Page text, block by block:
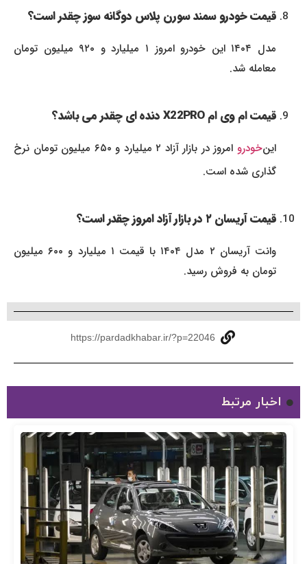
قیمت خودرو سمند سورن پلاس دوگانه سوز چقدر است؟
مدل ۱۴۰۴ این خودرو امروز ۱ میلیارد و ۹۲۰ میلیون تومان
معامله شد.
قیمت ام وی ام X22PRO دنده ای چقدر می باشد؟
خودرو
امروز در بازار آزاد ۲ میلیارد و ۶۵۰ میلیون تومان نرخ
گذاری شده است.
قیمت آریسان ۲ در بازار آزاد امروز چقدر است؟
وانت آریسان ۲ مدل ۱۴۰۴ با قیمت ۱ میلیارد و ۶۰۰ میلیون
تومان به فروش رسید.
https://pardadkhabar.ir/?p=22046
اخبار مرتبط